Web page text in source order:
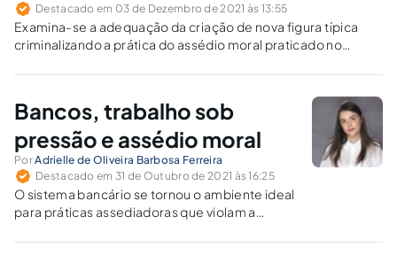
Destacado em 03 de Dezembro de 2021 às 13:55
Examina-se a adequação da criação de nova figura típica
criminalizando a prática do assédio moral praticado no
Bancos, trabalho sob
pressão e assédio moral
PorAdrielle de Oliveira Barbosa Ferreira
Destacado em 31 de Outubro de 2021 às 16:25
O sistema bancário se tornou o ambiente ideal
para práticas assediadoras que violam a